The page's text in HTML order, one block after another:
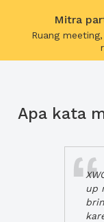
Mitra
Ruang
Apa kata
up